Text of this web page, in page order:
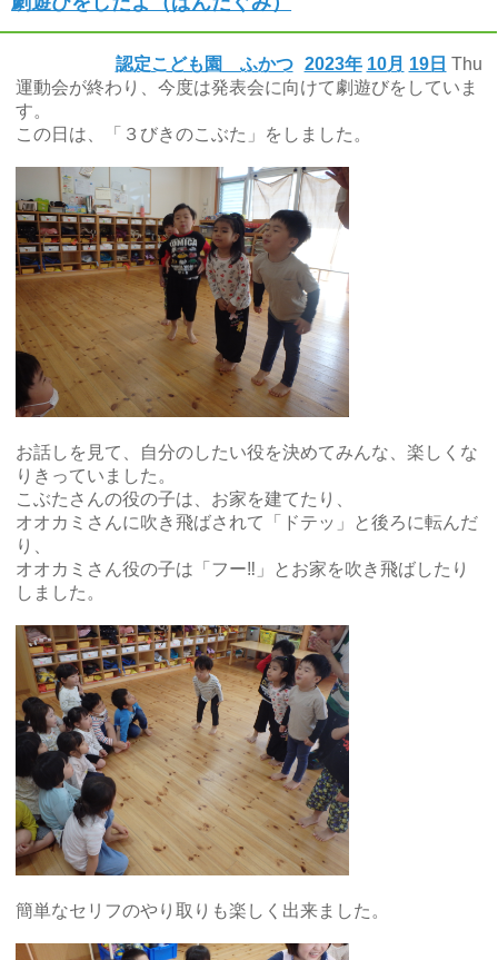
2023年 10月 19日 Thu
認定こども園 ふかつ
運動会が終わり、今度は発表会に向けて劇遊びをしていま
す。
この日は、「３びきのこぶた」をしました。
お話しを見て、自分のしたい役を決めてみんな、楽しくな
りきっていました。
こぶたさんの役の子は、お家を建てたり、
オオカミさんに吹き飛ばされて「ドテッ」と後ろに転んだ
り、
オオカミさん役の子は「フー‼」とお家を吹き飛ばしたり
しました。
簡単なセリフのやり取りも楽しく出来ました。